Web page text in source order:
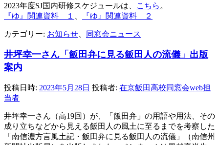
2023年度SJ国内研修スケジュールは、
こちら 。
『ゆ』関連資料＿１
『ゆ』関連資料＿２
カテゴリー: お知らせ 同窓会ニュース
井坪幸一さん「飯田弁に見る飯田人の流儀」出版
案内
投稿日時: 2023年5月28日 投稿者: 在京飯田高校同窓会web担
当者
井坪幸一さん（高19回）が、「飯田弁」の用語や用法、その
成り立ちなどから見える飯田人の風土に至るまでを考察した
「南信濃方言風土記・飯田弁に見る飯田人の流儀」
（南信州